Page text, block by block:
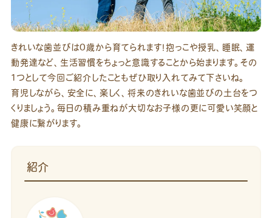
きれいな歯並びは0歳から育てられます！抱っこや授乳、睡眠、運
動発達など、生活習慣をちょっと意識することから始まります。その
1つとして今回ご紹介したこともぜひ取り入れてみて下さいね。
育児しながら、安全に、楽しく、将来のきれいな歯並びの土台をつ
くりましょう。毎日の積み重ねが大切なお子様の更に可愛い笑顔と
健康に繋がります。
紹介